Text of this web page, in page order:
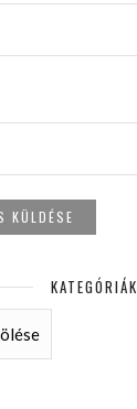
KATEGÓRIÁK